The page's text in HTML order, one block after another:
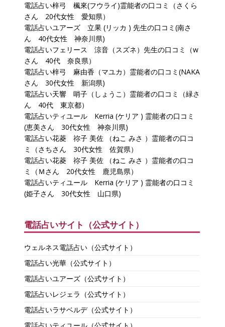
電話占い梓弓 楓來(フウライ)霊能者の口コミ（さくら
さん 20代女性 愛知県）
電話占いユアーズ 立果 (リッカ ) 先生の口コミ(南さ
ん 40代女性 神奈川県)
電話占いフェリース 涼音（スズネ）先生の口コミ（w
さん 40代 奈良県）
電話占い梓弓 麻由香（マユカ）霊能者の口コミ(NAKA
さん 30代女性 新潟県)
電話占い天響 哨子（しょうこ）霊能者の口コミ（緑さ
ん 40代 東京都）
電話占いティユール Kerria (ケリア ) 霊能者の口コミ
(恵美さん 30代女性 神奈川県)
電話占い花菱 祢子 美佐 （ねこ みさ ）霊能者の口コ
ミ（さちさん 30代女性 佐賀県）
電話占い花菱 祢子 美佐 （ねこ みさ ）霊能者の口コ
ミ（Ｍさん 20代女性 鹿児島県）
電話占いティユール Kerria (ケリア ) 霊能者の口コミ
(姫子さん 30代女性 山口県)
電話占いサイト（公式サイト）
ウェルネス電話占い（公式サイト）
電話占い光華（公式サイト）
電話占いユアーズ（公式サイト）
電話占いレジェラ（公式サイト）
電話占いラサベルデ（公式サイト）